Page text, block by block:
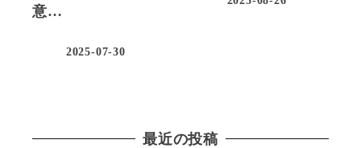
意…
2025-07-30
最近の投稿